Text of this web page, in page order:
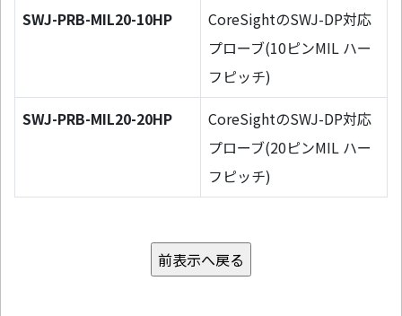
SWJ-PRB-MIL20-10HP
CoreSightのSWJ-DP対応
プローブ(10ピンMIL ハー
フピッチ)
SWJ-PRB-MIL20-20HP
CoreSightのSWJ-DP対応
プローブ(20ピンMIL ハー
フピッチ)